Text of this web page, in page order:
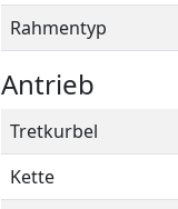
Rahmentyp
Antrieb
Tretkurbel
Kette